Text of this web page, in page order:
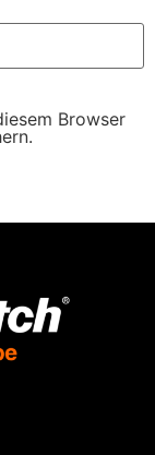
Browser